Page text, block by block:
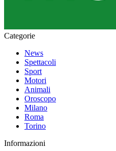
Categorie
News
Spettacoli
Sport
Motori
Animali
Oroscopo
Milano
Roma
Torino
Informazioni